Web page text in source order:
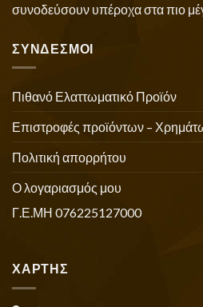
συνοδεύσουν υπέροχα στα πιο
ΣΥΝΔΕΣΜΟΙ
Πιθανό Ελαττωματικό Προϊόν
Επιστροφές προϊόντων –
Πολιτική απορρήτου
Ο λογαριασμός μου
Γ.Ε.ΜΗ 076225127000
ΧΑΡΤΗΣ